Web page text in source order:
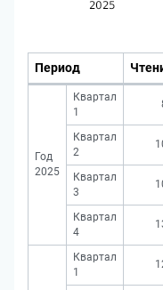
Период
Год
2025
Квартал
1
Квартал
2
Квартал
3
Квартал
4
Квартал
1